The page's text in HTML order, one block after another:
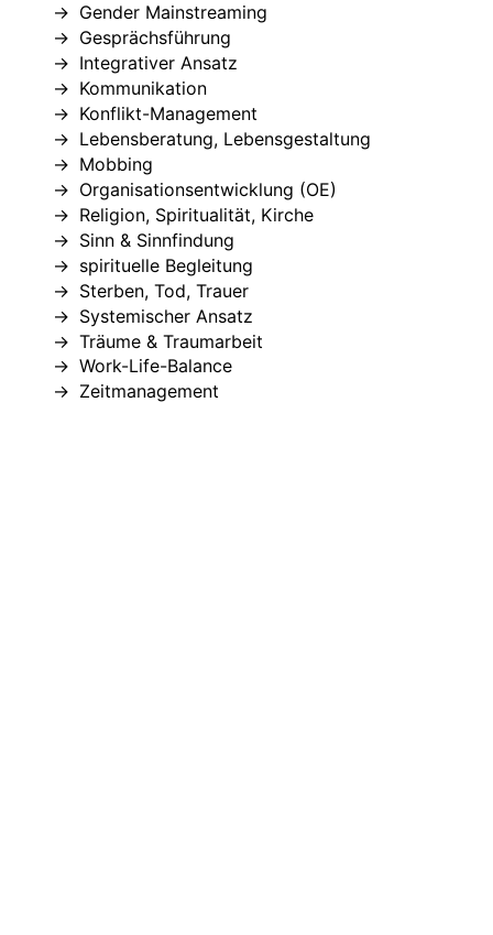
Gender Mainstreaming
Gesprächsführung
Integrativer Ansatz
Kommunikation
Konflikt-Management
Lebensberatung, Lebensgestaltung
Mobbing
Organisationsentwicklung (OE)
Religion, Spiritualität, Kirche
Sinn & Sinnfindung
spirituelle Begleitung
Sterben, Tod, Trauer
Systemischer Ansatz
Träume & Traumarbeit
Work-Life-Balance
Zeitmanagement